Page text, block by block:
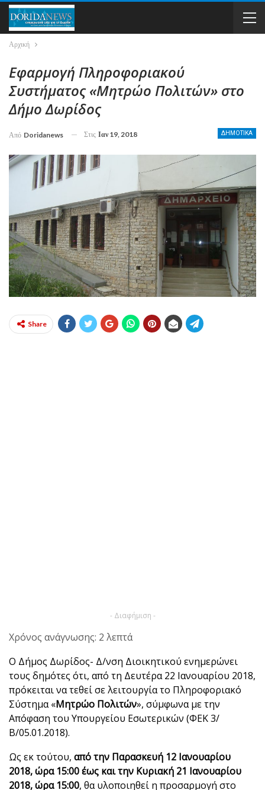
Αρχική
Εφαρμογή Πληροφοριακού
Συστήματος «Μητρώο Πολιτών» στο
Δήμο Δωρίδος
ΔΗΜΟΤΙΚΑ
Από Doridanews Στις Ιαν 19, 2018
Share
- Διαφήμιση -
Χρόνος ανάγνωσης: 2 λεπτά
Ο Δήμος Δωρίδος- Δ/νση Διοικητικού ενημερώνει
τους δημότες ότι, από τη Δευτέρα 22 Ιανουαρίου 2018,
πρόκειται να τεθεί σε λειτουργία το Πληροφοριακό
Σύστημα «Μητρώο Πολιτών», σύμφωνα με την
Απόφαση του Υπουργείου Εσωτερικών (ΦΕΚ 3/
Β/05.01.2018).
Ως εκ τούτου, από την Παρασκευή 12 Ιανουαρίου
2018, ώρα 15:00 έως και την Κυριακή 21 Ιανουαρίου
2018, ώρα 15:00, θα υλοποιηθεί η προσαρμογή στο